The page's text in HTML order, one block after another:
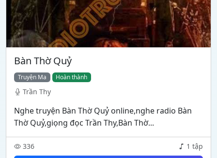
Bàn Thờ Quỷ
Truyện Ma Hoàn thành
Trần Thy
Nghe truyện Bàn Thờ Quỷ online,nghe radio Bàn
Thờ Quỷ,giọng đọc Trần Thy,Bàn Thờ...
336 1 tập